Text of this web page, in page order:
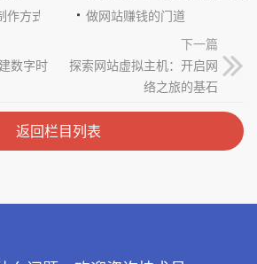
做网站赚钱的门道
作方式
数字时
下一篇
探索网站虚拟主机：开启网
络之旅的基石
返回栏目列表